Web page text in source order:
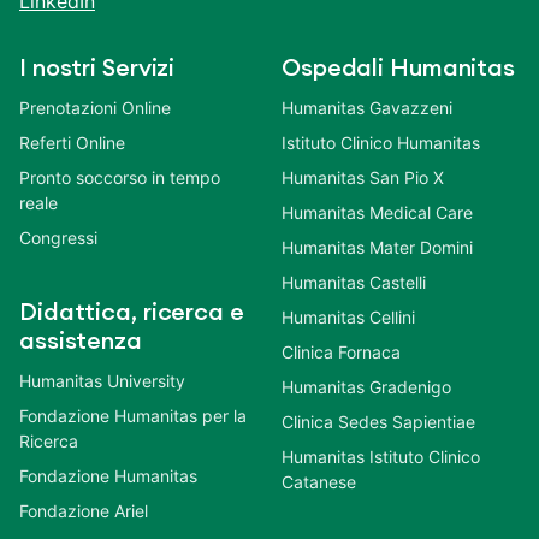
I nostri Servizi
Prenotazioni Online
Referti Online
Pronto soccorso in tempo
reale
Congressi
Didattica, ricerca e
assistenza
Humanitas University
Fondazione Humanitas per la
Ricerca
Fondazione Humanitas
Fondazione Ariel
Ospedali Humanitas
Humanitas Gavazzeni
Istituto Clinico Humanitas
Humanitas San Pio X
Humanitas Medical Care
Humanitas Mater Domini
Humanitas Castelli
Humanitas Cellini
Clinica Fornaca
Humanitas Gradenigo
Clinica Sedes Sapientiae
Humanitas Istituto Clinico
Catanese